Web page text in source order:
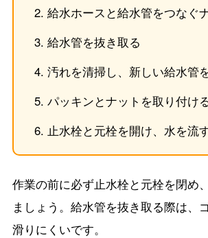
給水ホースと給水管をつなぐ
給水管を抜き取る
汚れを清掃し、新しい給水管
パッキンとナットを取り付け
止水栓と元栓を開け、水を流
作業の前に必ず止水栓と元栓を閉め
ましょう。給水管を抜き取る際は、
滑りにくいです。